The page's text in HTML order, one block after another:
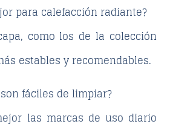
para calefacción radiante?
como los de la colección
estables y recomendables.
fáciles de limpiar?
las marcas de uso diario